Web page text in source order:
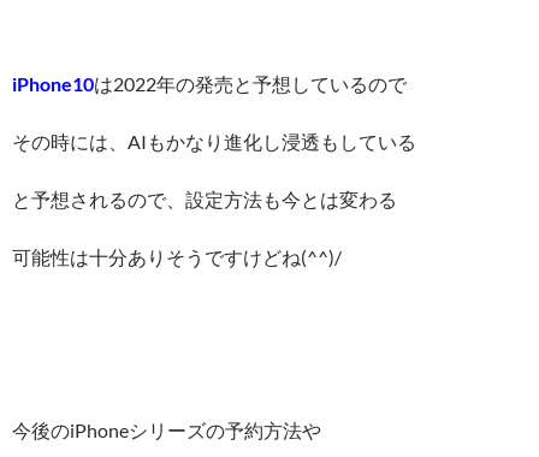
iPhone10は2022年の発売と予想しているので
その時には、AIもかなり進化し浸透もしている
と予想されるので、設定方法も今とは変わる
可能性は十分ありそうですけどね(^^)/
今後のiPhoneシリーズの予約方法や